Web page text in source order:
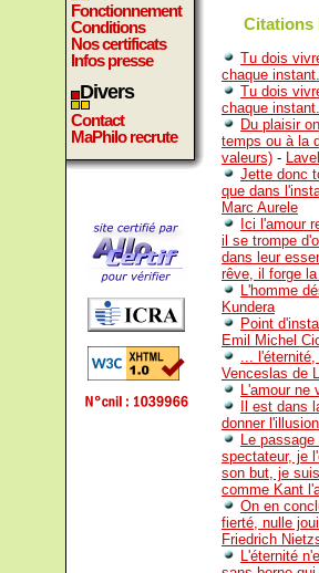
Fonctionnement
Conditions
Nos certificats
Infos presse
Divers
Contact
MaPhilo recrute
Citations
Tu dois
chaque instant.
Tu dois
chaque instant.
Du plaisir
temps ou à la
valeurs) -
Jette donc
que dans
Marc Aurele
Ici l'amour
il se trompe
dans leur
rêve, il forge
L'homme
Kundera
Point
Emil Michel
...
Venceslas de
L'amour ne
Il est dans
donner
Le
spectateur, je
son but, je
comme Kant
On en
fierté, nulle
Friedrich
L'éternité